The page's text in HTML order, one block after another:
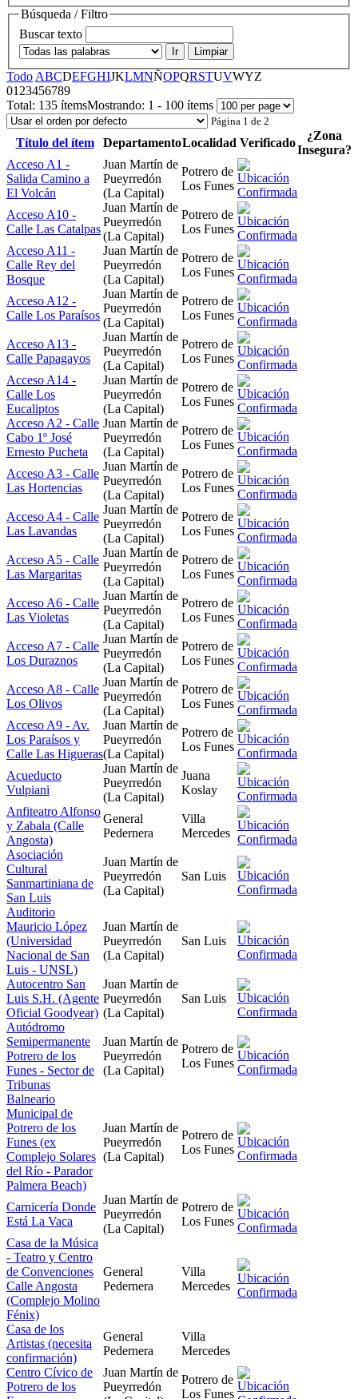
Búsqueda / Filtro
Buscar texto
Ir Limpiar
Todo ABCDEFGHIJKLMNÑOPQRSTUVWYZ
01 23456789
Total: 135 ítemsMostrando: 1 - 100 ítems
Página 1 de 2
Título del ítem DepartamentoLocalidad Verificado
¿Zona
Insegura?
Acceso A1 -
Salida Camino a
El Volcán
Juan Martín de
Pueyrredón
(La Capital)
Potrero de
Los Funes
Acceso A10 -
Calle Las Catalpas
Juan Martín de
Pueyrredón
(La Capital)
Potrero de
Los Funes
Acceso A11 -
Calle Rey del
Bosque
Juan Martín de
Pueyrredón
(La Capital)
Potrero de
Los Funes
Acceso A12 -
Calle Los Paraísos
Juan Martín de
Pueyrredón
(La Capital)
Potrero de
Los Funes
Acceso A13 -
Calle Papagayos
Juan Martín de
Pueyrredón
(La Capital)
Potrero de
Los Funes
Acceso A14 -
Calle Los
Eucaliptos
Juan Martín de
Pueyrredón
(La Capital)
Potrero de
Los Funes
Acceso A2 - Calle
Cabo 1º José
Ernesto Pucheta
Juan Martín de
Pueyrredón
(La Capital)
Potrero de
Los Funes
Acceso A3 - Calle
Las Hortencias
Juan Martín de
Pueyrredón
(La Capital)
Potrero de
Los Funes
Acceso A4 - Calle
Las Lavandas
Juan Martín de
Pueyrredón
(La Capital)
Potrero de
Los Funes
Acceso A5 - Calle
Las Margaritas
Juan Martín de
Pueyrredón
(La Capital)
Potrero de
Los Funes
Acceso A6 - Calle
Las Violetas
Juan Martín de
Pueyrredón
(La Capital)
Potrero de
Los Funes
Acceso A7 - Calle
Los Duraznos
Juan Martín de
Pueyrredón
(La Capital)
Potrero de
Los Funes
Acceso A8 - Calle
Los Olivos
Juan Martín de
Pueyrredón
(La Capital)
Potrero de
Los Funes
Acceso A9 - Av.
Los Paraísos y
Calle Las Higueras
Juan Martín de
Pueyrredón
(La Capital)
Potrero de
Los Funes
Acueducto
Vulpiani
Juan Martín de
Pueyrredón
(La Capital)
Juana
Koslay
Anfiteatro Alfonso
y Zabala (Calle
Angosta)
General
Pedernera
Villa
Mercedes
Asociación
Cultural
Sanmartiniana de
San Luis
Juan Martín de
Pueyrredón
(La Capital)
San Luis
Auditorio
Mauricio López
(Universidad
Nacional de San
Luis - UNSL)
Juan Martín de
Pueyrredón
(La Capital)
San Luis
Autocentro San
Luis S.H. (Agente
Oficial Goodyear)
Juan Martín de
Pueyrredón
(La Capital)
San Luis
Autódromo
Semipermanente
Potrero de los
Funes - Sector de
Tribunas
Juan Martín de
Pueyrredón
(La Capital)
Potrero de
Los Funes
Balneario
Municipal de
Potrero de los
Funes (ex
Complejo Solares
del Río - Parador
Palmera Beach)
Juan Martín de
Pueyrredón
(La Capital)
Potrero de
Los Funes
Carnicería Donde
Está La Vaca
Juan Martín de
Pueyrredón
(La Capital)
Potrero de
Los Funes
Casa de la Música
- Teatro y Centro
de Convenciones
Calle Angosta
(Complejo Molino
Fénix)
General
Pedernera
Villa
Mercedes
Casa de los
Artistas (necesita
confirmación)
General
Pedernera
Villa
Mercedes
Centro Cívico de
Potrero de los
Juan Martín de
Pueyrredón
Potrero de
Los Funes